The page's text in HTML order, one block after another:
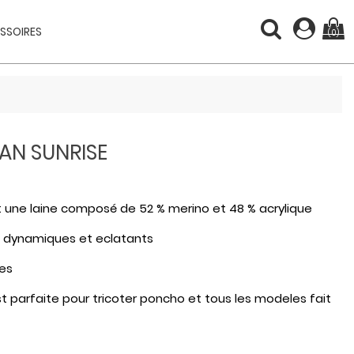
(0)
SUNRISE
une laine composé de 52 % merino et 48 % acrylique
dynamiques et eclatants
est parfaite pour tricoter poncho et tous les modeles fait